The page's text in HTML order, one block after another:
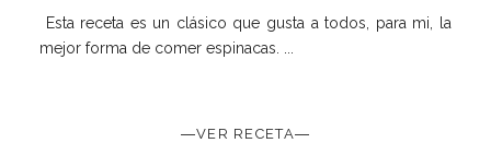
Esta receta es un clásico que gusta a todos, para mi, la
mejor forma de comer espinacas. ...
―VER RECETA―